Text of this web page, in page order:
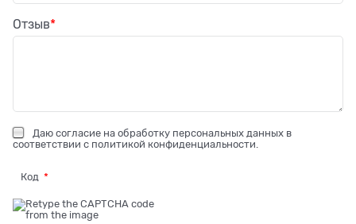
Отзыв
Даю согласие на обработку персональных данных в
соответствии с политикой конфиденциальности
Код